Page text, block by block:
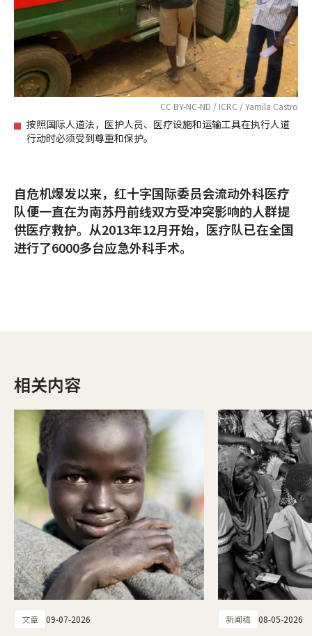
CC BY-NC-ND / ICRC / Yamila Castro
按照国际人道法，医护人员、医疗设施和运输工具在执行人道
行动时必须受到尊重和保护。
自危机爆发以来，红十字国际委员会流动外科医疗
队便一直在为南苏丹前线双方受冲突影响的人群提
供医疗救护。从2013年12月开始，医疗队已在全国
进行了6000多台应急外科手术。
相关内容
文章 09-07-2026 新闻稿 08-05-2026